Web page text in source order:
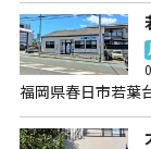
福岡県春日市若葉